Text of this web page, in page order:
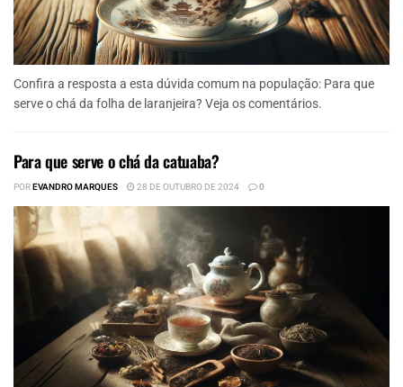
Confira a resposta a esta dúvida comum na população: Para que
serve o chá da folha de laranjeira? Veja os comentários.
Para que serve o chá da catuaba?
POREVANDRO MARQUES 28 DE OUTUBRO DE 2024 0